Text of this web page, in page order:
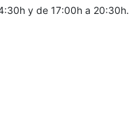
y de 17:00h a 20:30h.